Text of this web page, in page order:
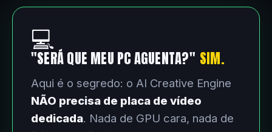
💻
"SERÁ QUE MEU PC AGUENTA?" SIM.
Aqui é o segredo: o AI Creative Engine
NÃO precisa de placa de vídeo
dedicada. Nada de GPU cara, nada de